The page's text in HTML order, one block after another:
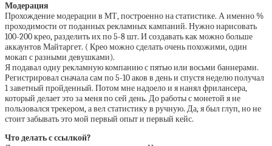
Модерация
Прохождение модерации в МТ, построенно на статистике. А именно %
проходимости от поданных рекламных кампаний. Нужно нарисовать
100-200 крео, разделить их по 5-8 шт. И создавать как можно больше
аккаунтов Майтаргет. ( Крео можно сделать очень похожими, один
мокап с разными девушками).
Я подавал одну рекламную компанию с пятью или восьми баннерами.
Регистрировал сначала сам по 5-10 аков в день и спустя неделю получал
1 заветный пройденный. Потом мне надоело и я нанял фрилансера,
который делает это за меня по сей день. До работы с монетой я не
пользовался трекером, а вел статистику в ручную. Да, я был глуп, но не
стоит забывать это мой первый опыт и первый кейс.
Что делать с ссылкой?